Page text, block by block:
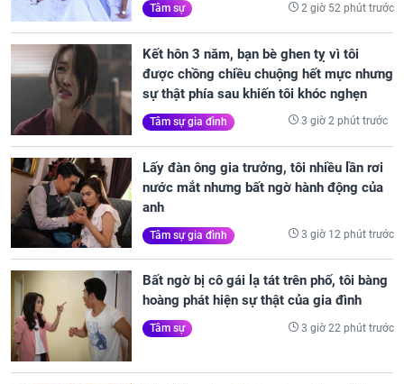
Tâm sự 2 giờ 52 phút trước
Kết hôn 3 năm, bạn bè ghen tỵ vì tôi
được chồng chiều chuộng hết mực nhưng
sự thật phía sau khiến tôi khóc nghẹn
Tâm sự gia đình 3 giờ 2 phút trước
Lấy đàn ông gia trưởng, tôi nhiều lần rơi
nước mắt nhưng bất ngờ hành động của
anh
Tâm sự gia đình 3 giờ 12 phút trước
Bất ngờ bị cô gái lạ tát trên phố, tôi bàng
hoàng phát hiện sự thật của gia đình
Tâm sự 3 giờ 22 phút trước